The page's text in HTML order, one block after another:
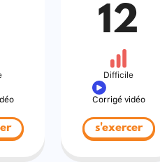
12
Difficile
Corrigé vidéo
s'exercer